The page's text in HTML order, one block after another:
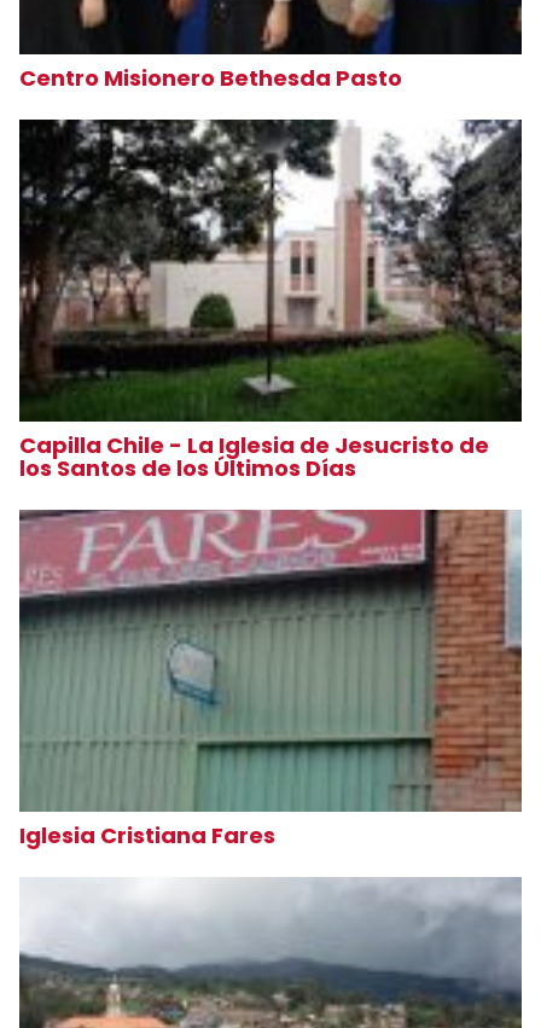
Centro Misionero Bethesda Pasto
Capilla Chile - La Iglesia de Jesucristo de
los Santos de los Últimos Días
Iglesia Cristiana Fares